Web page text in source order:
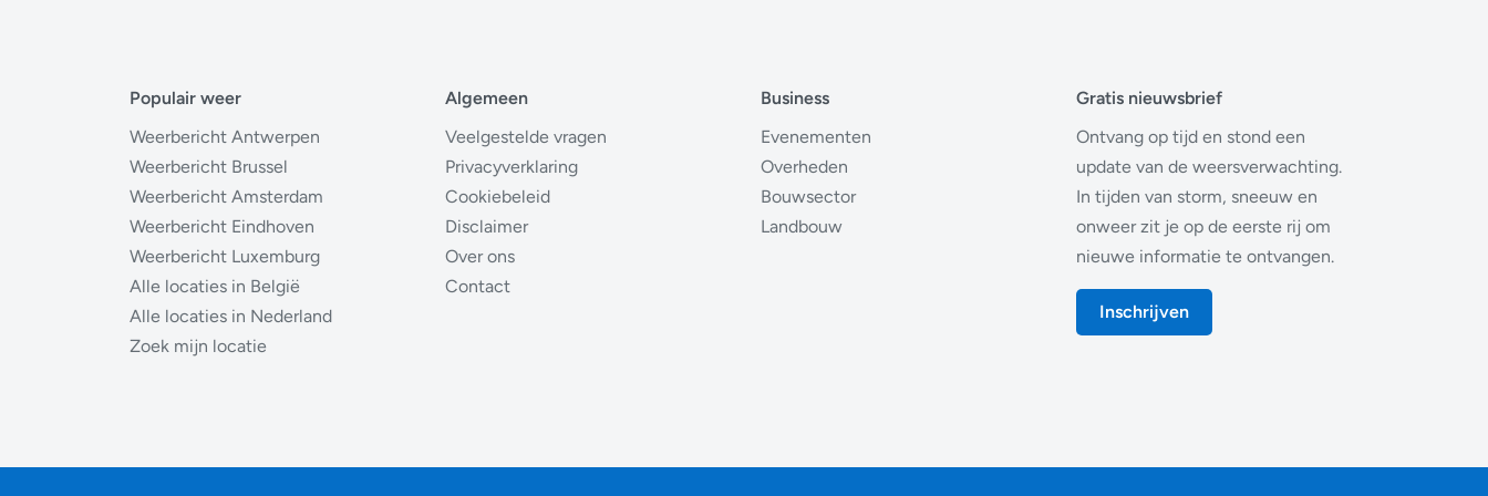
Populair weer
Weerbericht Antwerpen
Weerbericht Brussel
Weerbericht Amsterdam
Weerbericht Eindhoven
Weerbericht Luxemburg
Alle locaties in België
Alle locaties in Nederland
Zoek mijn locatie
Algemeen
Veelgestelde vragen
Privacyverklaring
Cookiebeleid
Disclaimer
Over ons
Contact
Business
Evenementen
Overheden
Bouwsector
Landbouw
Gratis nieuwsbrief
Ontvang op tijd en stond een
update van de weersverwachting.
In tijden van storm, sneeuw en
onweer zit je op de eerste rij om
nieuwe informatie te ontvangen.
Inschrijven